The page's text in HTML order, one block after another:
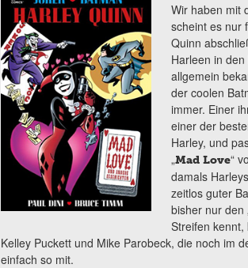
Wir haben mit
scheint es nur
Quinn
Harleen in
allgemein
der coolen
immer. Einer
einer der
Harley, und
„Mad Love“
damals
zeitlos guter
bisher nur den
Streifen
Kelley Puckett und Mike Parobeck, die noch im
einfach so mit.